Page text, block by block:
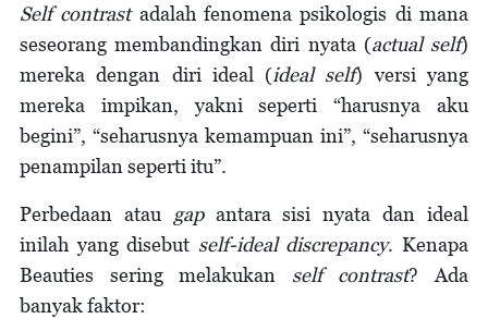
Self contrastadalah fenomena psikologis di mana
seseorang membandingkan diri nyata (actual self)
mereka dengan diri ideal (ideal self) versi yang
mereka impikan, yakni seperti “harusnya aku
begini”, “seharusnya kemampuan ini”, “seharusnya
penampilan seperti itu”.
Perbedaan atau gapantara sisi nyata dan ideal
inilah yang disebut self-ideal discrepancy. Kenapa
Beauties sering melakukan self contrast? Ada
banyak faktor: